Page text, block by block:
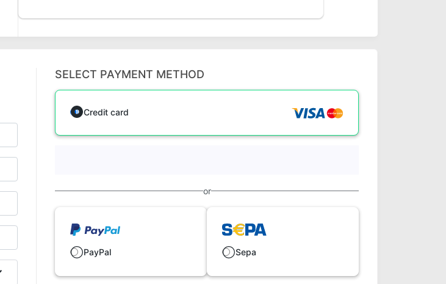
SELECT PAYMENT METHOD
Credit card
or
PayPal Sepa